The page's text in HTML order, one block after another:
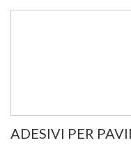
ADESIVI PER